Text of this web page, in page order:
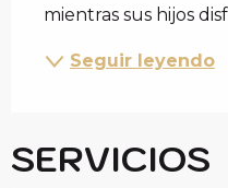
mientras sus hijos
Seguir leyendo
SERVICIOS